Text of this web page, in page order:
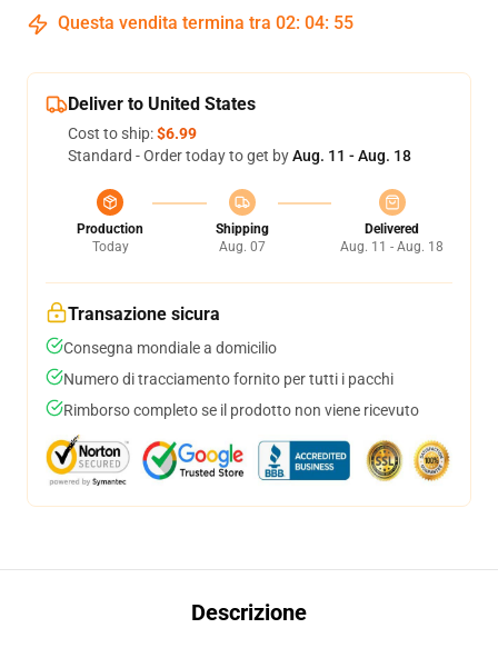
Questa vendita termina tra 02: 04: 54
Deliver to United States
Cost to ship:$6.99
Standard - Order today to get byAug. 11 - Aug. 18
Production
Today
Shipping
Aug. 07
Delivered
Aug. 11 - Aug. 18
Transazione sicura
Consegna mondiale a domicilio
Numero di tracciamento fornito per tutti i pacchi
Rimborso completo se il prodotto non viene ricevuto
Descrizione